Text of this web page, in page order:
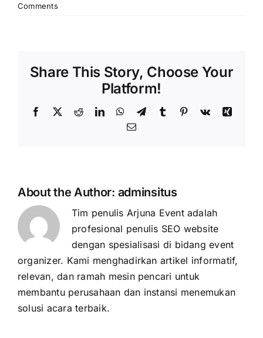
Comments
Share This Story, Choose Your
Platform!
Facebook
X RedditLinkedInWhatsApp
TelegramTumblr Pinterest
Vk
Xing
Email
About the Author: adminsitus
Tim penulis Arjuna Event adalah
profesional penulis SEO website
dengan spesialisasi di bidang event
organizer. Kami menghadirkan artikel informatif,
relevan, dan ramah mesin pencari untuk
membantu perusahaan dan instansi menemukan
solusi acara terbaik.